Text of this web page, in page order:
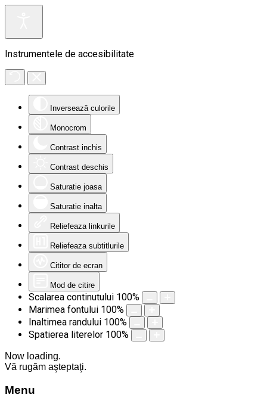
Instrumentele de accesibilitate
Inversează culorile
Monocrom
Contrast inchis
Contrast deschis
Saturatie joasa
Saturatie inalta
Reliefeaza linkurile
Reliefeaza subtitlurile
Cititor de ecran
Mod de citire
Scalarea continutului 100%
Marimea fontului 100%
Inaltimea randului 100%
Spatierea literelor 100%
Now loading.
Vă rugăm aşteptaţi.
Menu